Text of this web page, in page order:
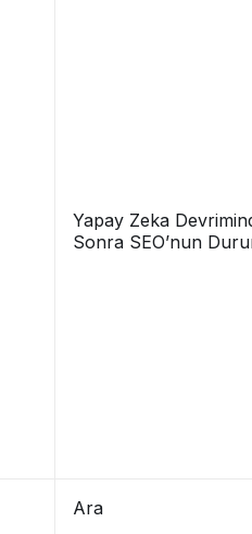
Yapay Zeka
Sonra SEO’nun
Ara